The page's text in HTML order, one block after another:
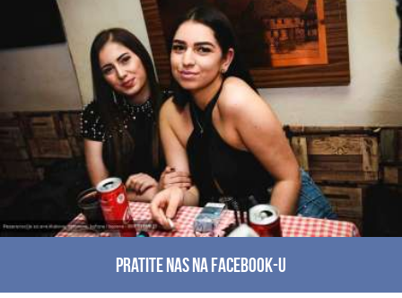
Pratite nas na facebook-u